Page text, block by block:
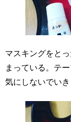
マスキングをと
まっている。テ
気にしないでいき